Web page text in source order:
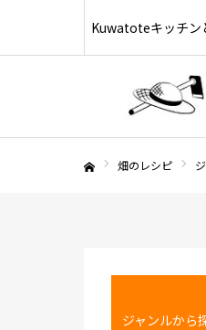
Kuwatoteキッチン
畑のレシピ
ジャンルから